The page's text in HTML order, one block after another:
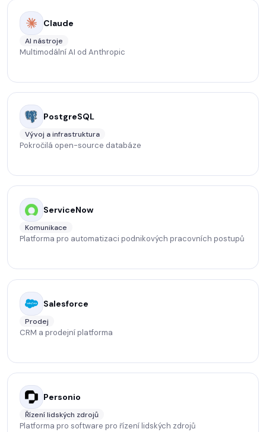
Claude
AI nástroje
Multimodální AI od Anthropic
PostgreSQL
Vývoj a infrastruktura
Pokročilá open-source databáze
ServiceNow
Komunikace
Platforma pro automatizaci podnikových pracovních postupů
Salesforce
Prodej
CRM a prodejní platforma
Personio
Řízení lidských zdrojů
Platforma pro software pro řízení lidských zdrojů